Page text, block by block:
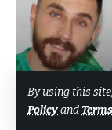
By using this
Policyand